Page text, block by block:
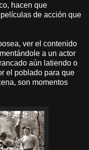
hacen que
de acción que
ver el contenido
a un actor
aún latiendo o
el poblado para que
son momentos